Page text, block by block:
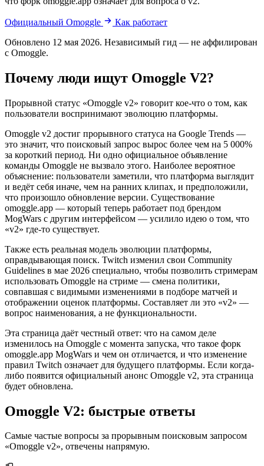
Официальный Omoggle
Как работает
Обновлено 12 мая 2026. Независимый гид — не аффилирован
с Omoggle.
Почему люди ищут Omoggle V2?
Прорывной статус «Omoggle v2» говорит кое-что о том, как
пользователи воспринимают эволюцию платформы.
Omoggle v2 достиг прорывного статуса на Google Trends —
это значит, что поисковый запрос вырос более чем на 5 000%
за короткий период. Ни одно официальное объявление
команды Omoggle не вызвало этого. Наиболее вероятное
объяснение: пользователи заметили, что платформа выглядит
и ведёт себя иначе, чем на ранних клипах, и предположили,
что произошло обновление версии. Существование
omoggle.app — который теперь работает под брендом
MogWars с другим интерфейсом — усилило идею о том, что
«v2» где-то существует.
Также есть реальная модель эволюции платформы,
оправдывающая поиск. Twitch изменил свои Community
Guidelines в мае 2026 специально, чтобы позволить стримерам
использовать Omoggle на стриме — смена политики,
совпавшая с видимыми изменениями в подборе матчей и
отображении оценок платформы. Составляет ли это «v2» —
вопрос наименования, а не функциональности.
Эта страница даёт честный ответ: что на самом деле
изменилось на Omoggle с момента запуска, что такое форк
omoggle.app MogWars и чем он отличается, и что изменение
правил Twitch означает для будущего платформы. Если когда-
либо появится официальный анонс Omoggle v2, эта страница
будет обновлена.
Omoggle V2: быстрые ответы
Самые частые вопросы за прорывным поисковым запросом
«Omoggle v2», отвечены напрямую.